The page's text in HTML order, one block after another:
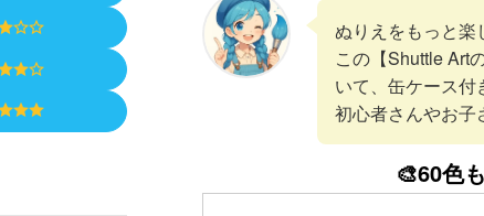
ぬりえをもっと楽
この【Shuttle Art
いて、缶ケース付
初心者さんやお子
🎨60色